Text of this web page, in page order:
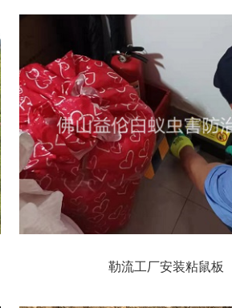
勒流工厂安装粘鼠板